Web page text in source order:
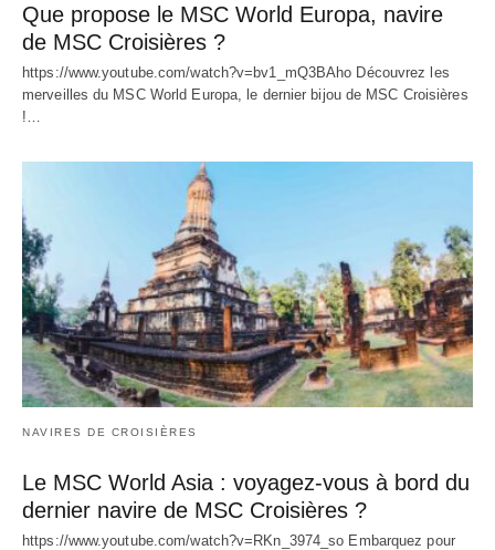
Que propose le MSC World Europa, navire
de MSC Croisières ?
https://www.youtube.com/watch?v=bv1_mQ3BAho Découvrez les
merveilles du MSC World Europa, le dernier bijou de MSC Croisières
!…
NAVIRES DE CROISIÈRES
Le MSC World Asia : voyagez-vous à bord du
dernier navire de MSC Croisières ?
https://www.youtube.com/watch?v=RKn_3974_so Embarquez pour